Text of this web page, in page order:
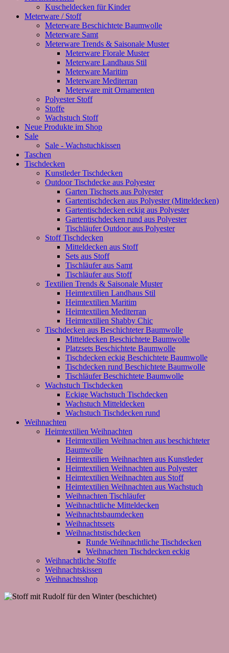
Kuscheldecken für Kinder
Meterware / Stoff
Meterware Beschichtete Baumwolle
Meterware Samt
Meterware Trends & Saisonale Muster
Meterware Florale Muster
Meterware Landhaus Stil
Meterware Maritim
Meterware Mediterran
Meterware mit Ornamenten
Polyester Stoff
Stoffe
Wachstuch Stoff
Neue Produkte im Shop
Sale
Sale - Wachstuchkissen
Taschen
Tischdecken
Kunstleder Tischdecken
Outdoor Tischdecke aus Polyester
Garten Tischsets aus Polyester
Gartentischdecken aus Polyester (Mitteldecken)
Gartentischdecken eckig aus Polyester
Gartentischdecken rund aus Polyester
Tischläufer Outdoor aus Polyester
Stoff Tischdecken
Mitteldecken aus Stoff
Sets aus Stoff
Tischläufer aus Samt
Tischläufer aus Stoff
Textilien Trends & Saisonale Muster
Heimtextilien Landhaus Stil
Heimtextilien Maritim
Heimtextilien Mediterran
Heimtextilien Shabby Chic
Tischdecken aus Beschichteter Baumwolle
Mitteldecken Beschichtete Baumwolle
Platzsets Beschichtete Baumwolle
Tischdecken eckig Beschichtete Baumwolle
Tischdecken rund Beschichtete Baumwolle
Tischläufer Beschichtete Baumwolle
Wachstuch Tischdecken
Eckige Wachstuch Tischdecken
Wachstuch Mitteldecken
Wachstuch Tischdecken rund
Weihnachten
Heimtextilien Weihnachten
Heimtextilien Weihnachten aus beschichteter
Baumwolle
Heimtextilien Weihnachten aus Kunstleder
Heimtextilien Weihnachten aus Polyester
Heimtextilien Weihnachten aus Stoff
Heimtextilien Weihnachten aus Wachstuch
Weihnachten Tischläufer
Weihnachtliche Mitteldecken
Weihnachtsbaumdecken
Weihnachtssets
Weihnachtstischdecken
Runde Weihnachtliche Tischdecken
Weihnachten Tischdecken eckig
Weihnachtliche Stoffe
Weihnachtskissen
Weihnachtsshop